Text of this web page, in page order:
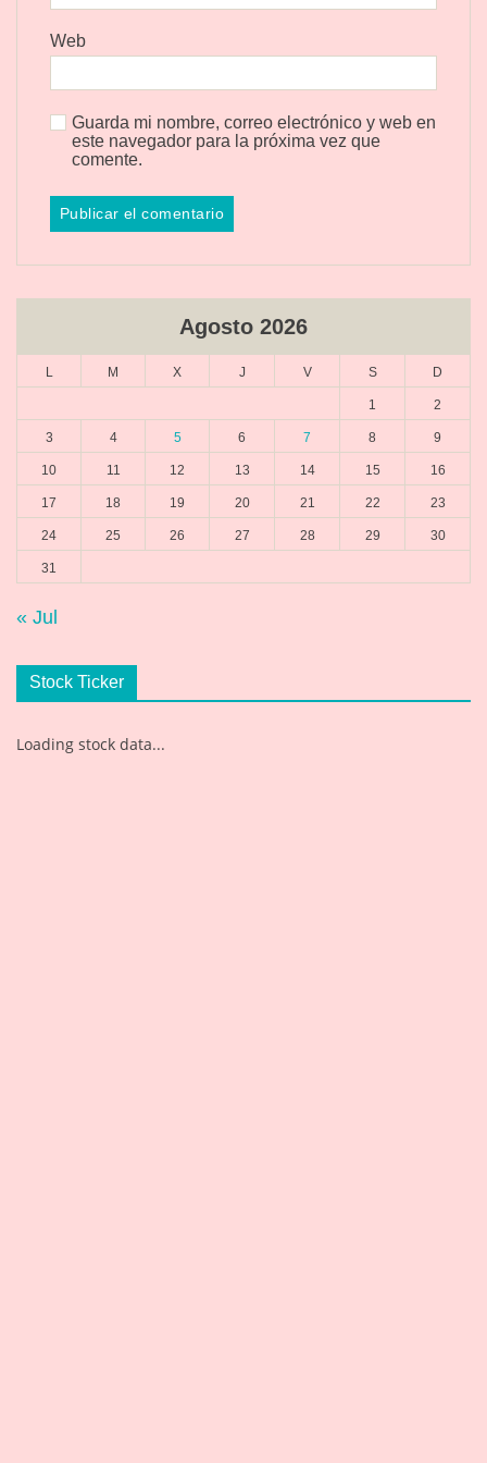
Web
Guarda mi nombre, correo electrónico y web en
este navegador para la próxima vez que
comente.
Agosto 2026
L M X J V S D
1 2
3 4 5 6 7 8 9
10 11 12 13 14 15 16
17 18 19 20 21 22 23
24 25 26 27 28 29 30
31
« Jul
Stock Ticker
Loading stock data...